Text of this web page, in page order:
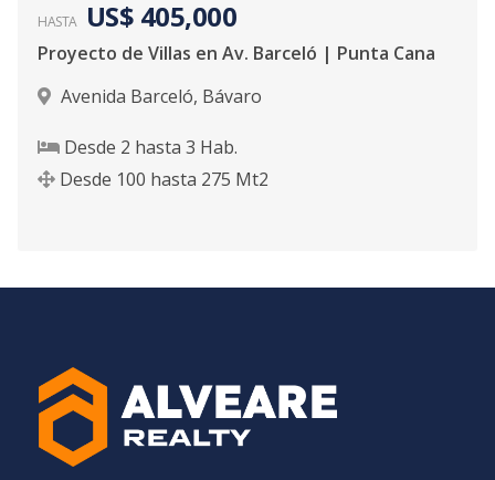
HASTA US$ 405,000
Proyecto de Villas en Av. Barceló | Punta Cana
Avenida Barceló, Bávaro
Desde 2 hasta 3 Hab.
Desde 100 hasta 275 Mt2